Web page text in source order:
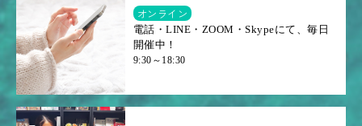
オンライン
電話・LINE・ZOOM・Skypeにて、毎日
開催中！
9:30～18:30